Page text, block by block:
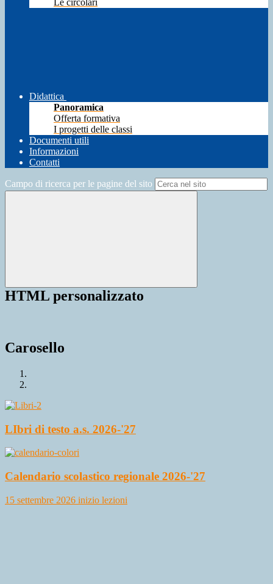
Le circolari
Didattica
Panoramica
Offerta formativa
I progetti delle classi
Documenti utili
Informazioni
Contatti
Campo di ricerca per le pagine del sito
HTML personalizzato
Carosello
LIbri di testo a.s. 2026-'27
Calendario scolastico regionale 2026-'27
15 settembre 2026 inizio lezioni